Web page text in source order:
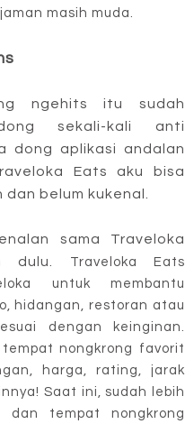
masih muda.
ngehits itu sudah
sekali-kali anti
dong aplikasi andalan
Eats aku bisa
belum kukenal.
sama Traveloka
dulu.
Traveloka Eats
untuk membantu
hidangan, restoran atau
dengan keinginan.
nongkrong favorit
harga, rating, jarak
Saat ini, sudah lebih
tempat nongkrong